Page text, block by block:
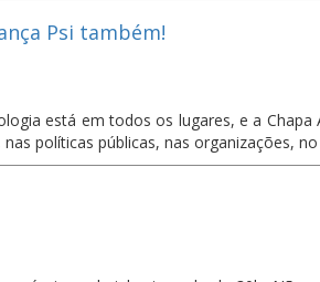
Psi também!
está em todos os lugares, e a Chapa
nas políticas públicas, nas organizações,